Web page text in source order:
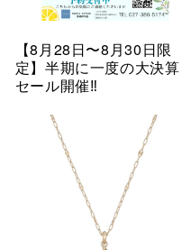
【8月28日〜8月30日限
定】半期に一度の大決算
セール開催‼︎